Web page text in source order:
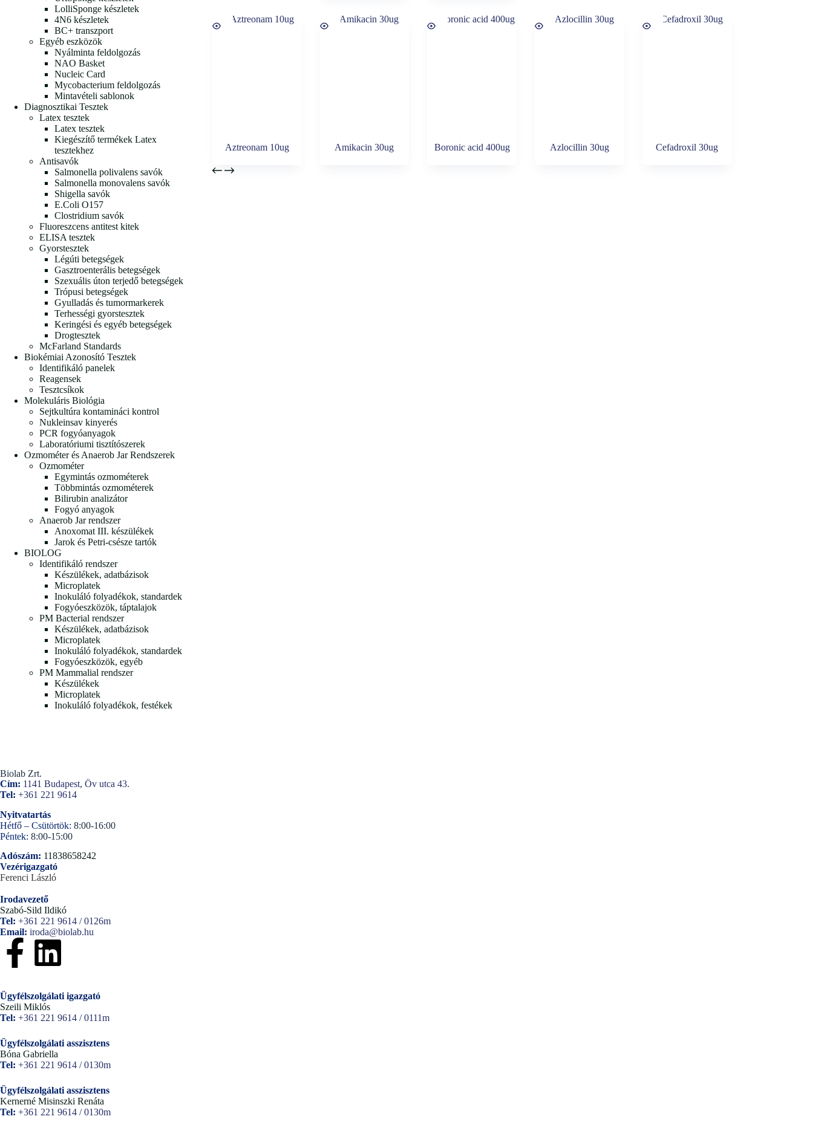
Aztreonam 10ug Amikacin 30ug Boronic acid 400ug Azlocillin 30ug Cefadroxil 30ug
LolliSponge készletek
4N6 készletek
BC+ transzport
Egyéb eszközök
Nyálminta feldolgozás
NAO Basket
Nucleic Card
Mycobacterium feldolgozás
Mintavételi sablonok
Diagnosztikai Tesztek
Latex tesztek
Latex tesztek
Kiegészítő termékek Latex
tesztekhez
Antisavók
Salmonella polivalens savók
Salmonella monovalens savók
Shigella savók
E.Coli O157
Clostridium savók
Fluoreszcens antitest kitek
ELISA tesztek
Gyorstesztek
Légúti betegségek
Gasztroenterális betegségek
Szexuális úton terjedő betegségek
Trópusi betegségek
Gyulladás és tumormarkerek
Terhességi gyorstesztek
Keringési és egyéb betegségek
Drogtesztek
McFarland Standards
Biokémiai Azonosító Tesztek
Identifikáló panelek
Reagensek
Tesztcsíkok
Molekuláris Biológia
Sejtkultúra kontamináci kontrol
Nukleinsav kinyerés
PCR fogyóanyagok
Laboratóriumi tisztítószerek
Ozmométer és Anaerob Jar Rendszerek
Ozmométer
Egymintás ozmométerek
Többmintás ozmométerek
Bilirubin analizátor
Fogyó anyagok
Anaerob Jar rendszer
Anoxomat III. készülékek
Jarok és Petri-csésze tartók
BIOLOG
Identifikáló rendszer
Készülékek, adatbázisok
Microplatek
Inokuláló folyadékok, standardek
Fogyóeszközök, táptalajok
PM Bacterial rendszer
Készülékek, adatbázisok
Microplatek
Inokuláló folyadékok, standardek
Fogyóeszközök, egyéb
PM Mammalial rendszer
Készülékek
Microplatek
Inokuláló folyadékok, festékek
Biolab Zrt.
Cím: 1141 Budapest, Öv utca 43.
Tel: +361 221 9614
Nyitvatartás
Hétfő – Csütörtök: 8:00-16:00
Péntek: 8:00-15:00
Adószám: 11838658242
Vezérigazgató
Ferenci László
Irodavezető
Szabó-Sild Ildikó
Tel: +361 221 9614 / 0126m
Email: iroda@biolab.hu
Ügyfélszolgálati igazgató
Szeili Miklós
Tel: +361 221 9614 / 0111m
Ügyfélszolgálati asszisztens
Bóna Gabriella
Tel: +361 221 9614 / 0130m
Ügyfélszolgálati asszisztens
Kernerné Misinszki Renáta
Tel: +361 221 9614 / 0130m